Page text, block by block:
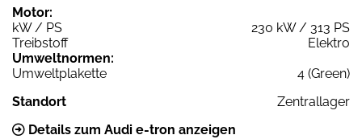
Motor:
kW / PS
230 kW / 313 PS
Treibstoff
Elektro
Umweltnormen:
Umweltplakette
4 (Green)
Standort
Zentrallager
Details zum Audi e-tron anzeigen